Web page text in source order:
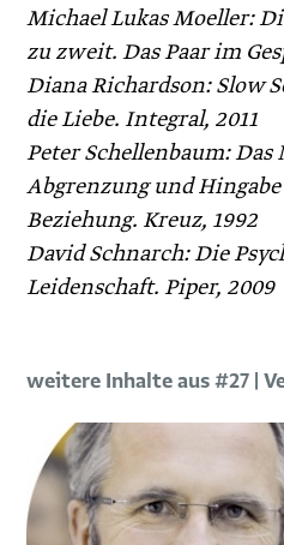
Michael ­Lukas Moeller:
zu zweit. Das Paar im
Diana Richardson: Slow
die Liebe. Integral, 2011
Peter Schellenbaum: Das
Abgrenzung und
Beziehung. Kreuz, 1992
David Schnarch: Die
Leidenschaft. Piper, 2009
weitere Inhalte aus #27 |